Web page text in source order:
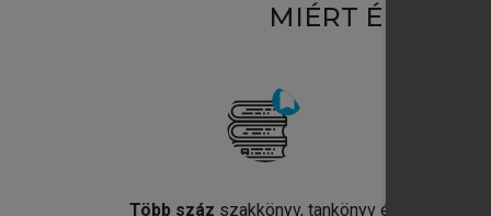
MIÉRT
Több száz szakkönyv, tankönyv és